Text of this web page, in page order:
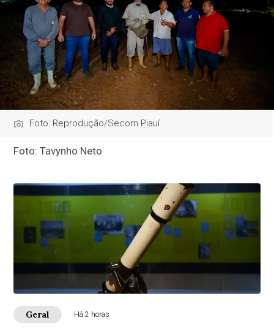
Foto: Reprodução/Secom Piauí
Foto: Tavynho Neto
Geral Há 2 horas